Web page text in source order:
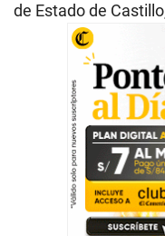
de Estado de